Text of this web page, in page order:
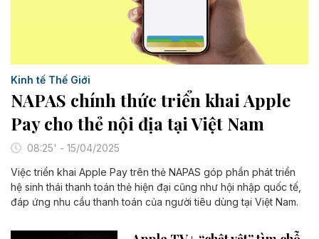
Kinh tế Thế Giới
NAPAS chính thức triển khai Apple
Pay cho thẻ nội địa tại Việt Nam
08:25' - 15/04/2025
Việc triển khai Apple Pay trên thẻ NAPAS góp phần phát triển
hệ sinh thái thanh toán thẻ hiện đại cũng như hội nhập quốc tế,
đáp ứng nhu cầu thanh toán của người tiêu dùng tại Việt Nam.